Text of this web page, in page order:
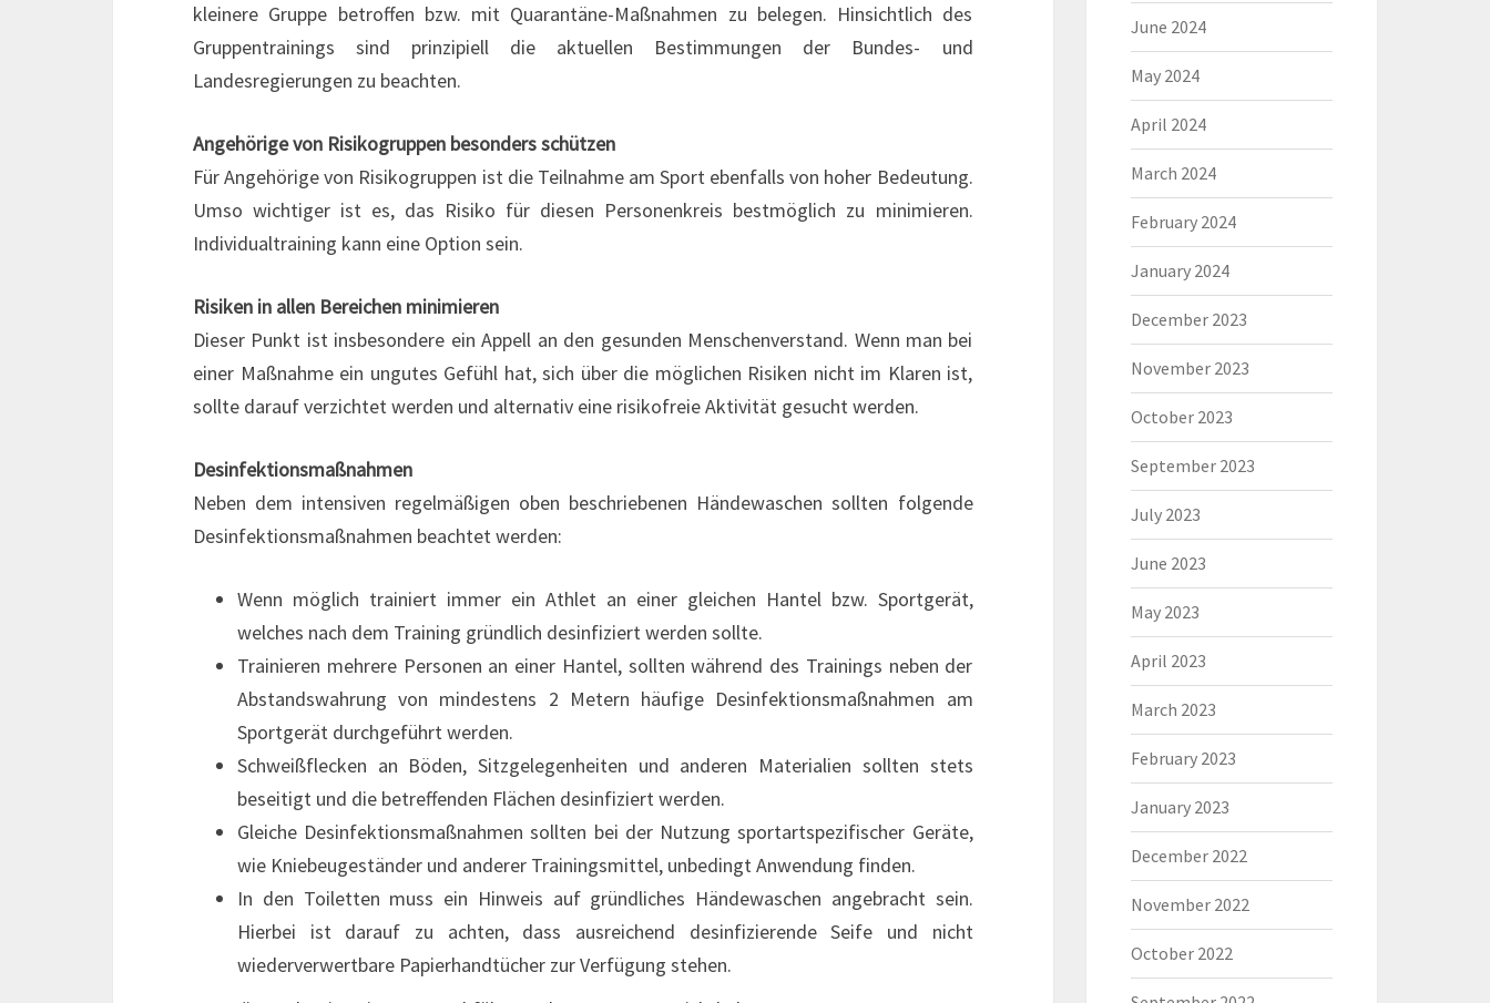
kleinere Gruppe betroffen bzw. mit Quarantäne-Maßnahmen zu belegen. Hinsichtlich des
Gruppentrainings sind prinzipiell die aktuellen Bestimmungen der Bundes- und
Landesregierungen zu beachten.
Angehörige von Risikogruppen besonders schützen
Für Angehörige von Risikogruppen ist die Teilnahme am Sport ebenfalls von hoher Bedeutung.
Umso wichtiger ist es, das Risiko für diesen Personenkreis bestmöglich zu minimieren.
Individualtraining kann eine Option sein.
Risiken in allen Bereichen minimieren
Dieser Punkt ist insbesondere ein Appell an den gesunden Menschenverstand. Wenn man bei
einer Maßnahme ein ungutes Gefühl hat, sich über die möglichen Risiken nicht im Klaren ist,
sollte darauf verzichtet werden und alternativ eine risikofreie Aktivität gesucht werden.
Desinfektionsmaßnahmen
Neben dem intensiven regelmäßigen oben beschriebenen Händewaschen sollten folgende
Desinfektionsmaßnahmen beachtet werden:
Wenn möglich trainiert immer ein Athlet an einer gleichen Hantel bzw. Sportgerät,
welches nach dem Training gründlich desinfiziert werden sollte.
Trainieren mehrere Personen an einer Hantel, sollten während des Trainings neben der
Abstandswahrung von mindestens 2 Metern häufige Desinfektionsmaßnahmen am
Sportgerät durchgeführt werden.
Schweißflecken an Böden, Sitzgelegenheiten und anderen Materialien sollten stets
beseitigt und die betreffenden Flächen desinfiziert werden.
Gleiche Desinfektionsmaßnahmen sollten bei der Nutzung sportartspezifischer Geräte,
wie Kniebeugeständer und anderer Trainingsmittel, unbedingt Anwendung finden.
In den Toiletten muss ein Hinweis auf gründliches Händewaschen angebracht sein.
Hierbei ist darauf zu achten, dass ausreichend desinfizierende Seife und nicht
wiederverwertbare Papierhandtücher zur Verfügung stehen.
June 2024
May 2024
April 2024
March 2024
February 2024
January 2024
December 2023
November 2023
October 2023
September 2023
July 2023
June 2023
May 2023
April 2023
March 2023
February 2023
January 2023
December 2022
November 2022
October 2022